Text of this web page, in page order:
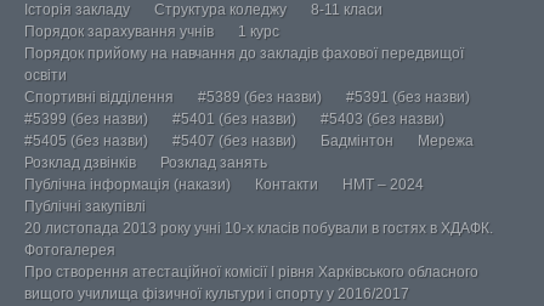
Історія закладу
Структура коледжу
8-11 класи
Порядок зарахування учнів
1 курс
Порядок прийому на навчання до закладів фахової передвищої
освіти
Спортивні відділення
#5389 (без назви)
#5391 (без назви)
#5399 (без назви)
#5401 (без назви)
#5403 (без назви)
#5405 (без назви)
#5407 (без назви) Бадмінтон
Мережа
Розклад дзвінків
Розклад занять
Публічна інформація (накази)
Контакти
НМТ – 2024
Публічні закупівлі
20 листопада 2013 року учні 10-х класів побували в гостях в ХДАФК.
Фотогалерея
Про створення атестаційної комісії І рівня Харківського обласного
вищого училища фізичної культури і спорту у 2016/2017